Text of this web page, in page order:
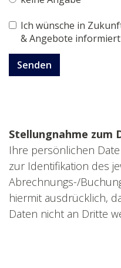
Ich wünsche in
& Angebote
Senden
Stellungnahme zum
Ihre persönlichen
zur Identifikation des
Abrechnungs-/
hiermit ausdrücklich,
Daten nicht an Dritte